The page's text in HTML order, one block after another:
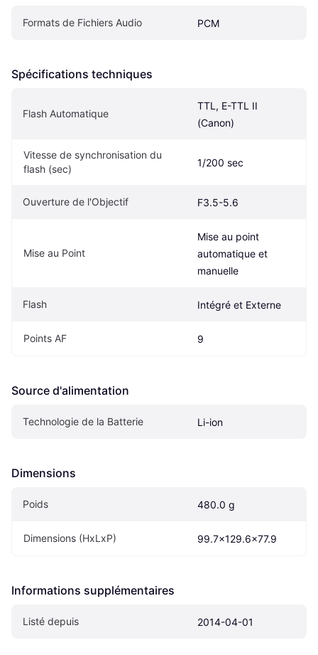
Formats de Fichiers Audio PCM
Spécifications techniques
Flash Automatique
TTL, E-TTL II
(Canon)
Vitesse de synchronisation du
flash (sec)
1/200 sec
Ouverture de l'Objectif F3.5-5.6
Mise au Point
Mise au point
automatique et
manuelle
Flash Intégré et Externe
Points AF 9
Source d'alimentation
Technologie de la Batterie Li-ion
Dimensions
Poids 480.0 g
Dimensions (HxLxP) 99.7x129.6x77.9
Informations supplémentaires
Listé depuis 2014-04-01